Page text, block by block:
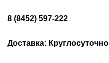
8 (8452) 597-222
Доставка: Круглосуточно